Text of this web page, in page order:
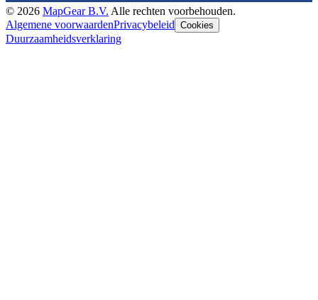
© 2026 MapGear B.V. Alle rechten voorbehouden.
Algemene voorwaardenPrivacybeleid Cookies
Duurzaamheidsverklaring